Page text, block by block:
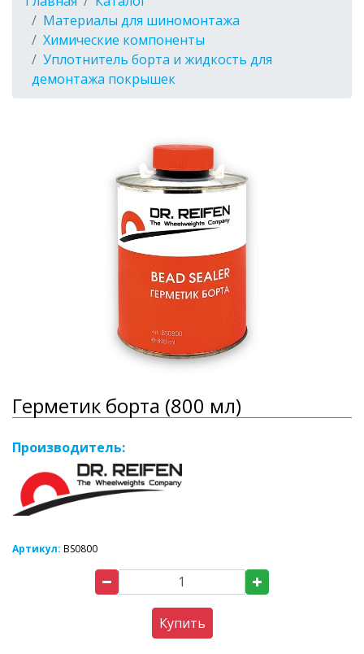
Материалы для шиномонтажа
Химические компоненты
Уплотнитель борта и жидкость для
демонтажа покрышек
Герметик борта (800 мл)
Производитель:
Артикул: BS0800
Купить